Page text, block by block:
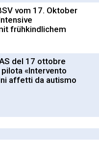
vom 17. Oktober
frühkindlichem
del 17 ottobre
«Intervento
affetti da autismo